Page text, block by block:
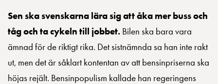
Sen ska svenskarna lära sig att åka mer buss och
tåg och ta cykeln till jobbet. Bilen ska bara vara
ämnad för de riktigt rika. Det sistnämnda sa han inte rakt
ut, men det är såklart kontentan av att bensinpriserna ska
höjas rejält. Bensinpopulism kallade han regeringens